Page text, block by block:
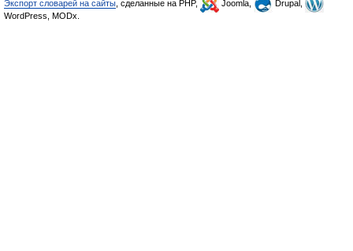
Экспорт словарей на сайты , сделанные на PHP, Joomla,
Drupal,
WordPress, MODx.